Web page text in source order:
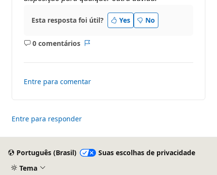
Esta resposta foi útil? Yes No
0 comentários
Sem
Entre para comentar
Entre para responder
Português (Brasil)
Suas escolhas de privacidade
Tema